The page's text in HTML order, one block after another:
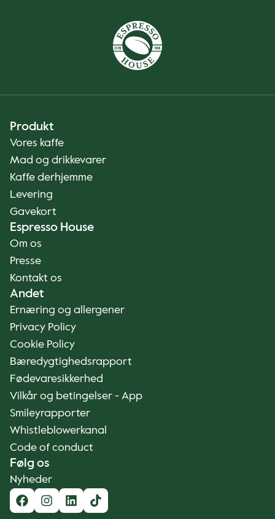
Produkt
Vores kaffe
Mad og drikkevarer
Kaffe derhjemme
Levering
Gavekort
Espresso House
Om os
Presse
Kontakt os
Andet
Ernæring og allergener
Privacy Policy
Cookie Policy
Bæredygtighedsrapport
Fødevaresikkerhed
Vilkår og betingelser - App
Smileyrapporter
Whistleblowerkanal
Code of conduct
Følg os
Nyheder